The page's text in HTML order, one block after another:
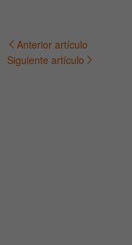
Navegación
Anterior artículo
Siguiente artículo